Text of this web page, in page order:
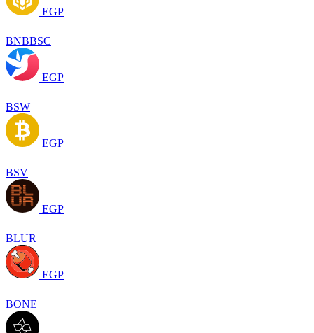
EGP
BNBBSC
EGP
BSW
EGP
BSV
EGP
BLUR
EGP
BONE